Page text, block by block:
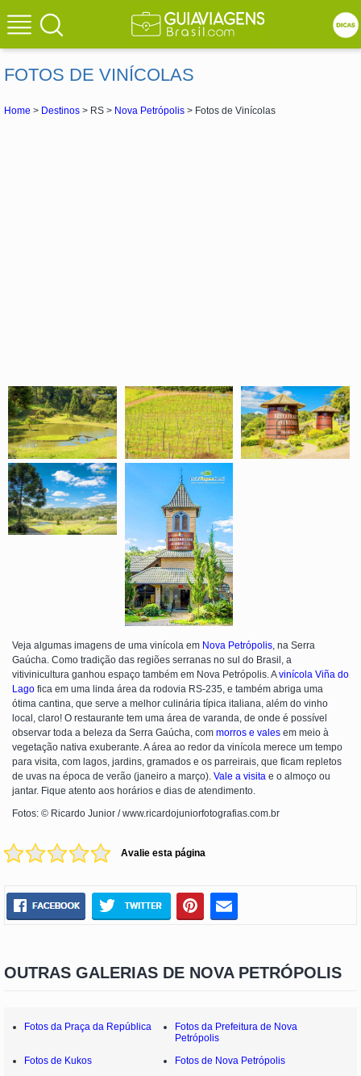
FOTOS DE VINÍCOLAS
Home > Destinos > RS > Nova Petrópolis > Fotos de Vinícolas
Veja algumas imagens de uma vinícola em Nova Petrópolis , na Serra
Gaúcha. Como tradição das regiões serranas no sul do Brasil, a
vitivinicultura ganhou espaço também em Nova Petrópolis. Avinícola Viña do
Lago fica em uma linda área da rodovia RS-235, e também abriga uma
ótima cantina, que serve a melhor culinária típica italiana, além do vinho
local, claro! O restaurante tem uma área de varanda, de onde é possível
observar toda a beleza da Serra Gaúcha, com morros e vales em meio à
vegetação nativa exuberante. A área ao redor da vinícola merece um tempo
para visita, com lagos, jardins, gramados e os parreirais, que ficam repletos
de uvas na época de verão (janeiro a março). Vale a visita e o almoço ou
jantar. Fique atento aos horários e dias de atendimento.
Fotos: © Ricardo Junior / www.ricardojuniorfotografias.com.br
Avalie esta página
OUTRAS GALERIAS DE NOVA PETRÓPOLIS
Fotos da Praça da República
Fotos da Prefeitura de Nova
Petrópolis
Fotos de Kukos
Fotos de Nova Petrópolis